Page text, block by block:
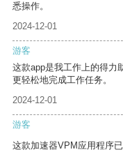
悉操作。
2024-12-01
游客
这款app是我工作上的得力
更轻松地完成工作任务。
2024-12-01
游客
这款加速器VPM应用程序